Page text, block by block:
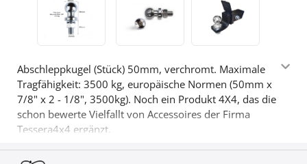
Abschleppkugel (Stück) 50mm, verchromt. Maximale
Tragfähigkeit: 3500 kg, europäische Normen (50mm x
7/8" x 2 - 1/8", 3500kg). Noch ein Produkt 4X4, das die
schon bewerte Vielfallt von Accessoires der Firma
Tessera4x4 ergänzt.